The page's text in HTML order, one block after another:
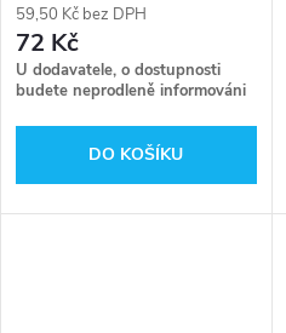
59,50 Kč bez DPH
72 Kč
U dodavatele, o dostupnosti
budete neprodleně informováni
DO KOŠÍKU